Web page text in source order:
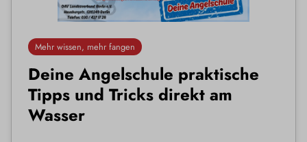
Mehr wissen, mehr fangen
Deine Angelschule praktische
Tipps und Tricks direkt am
Wasser